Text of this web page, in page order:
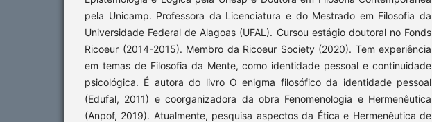
pela Unicamp. Professora da Licenciatura e do Mestrado em Filosofia da
Universidade Federal de Alagoas (UFAL). Cursou estágio doutoral no Fonds
Ricoeur (2014-2015). Membro da Ricoeur Society (2020). Tem experiência
em temas de Filosofia da Mente, como identidade pessoal e continuidade
psicológica. É autora do livro O enigma filosófico da identidade pessoal
(Edufal, 2011) e coorganizadora da obra Fenomenologia e Hermenêutica
(Anpof, 2019). Atualmente, pesquisa aspectos da Ética e Hermenêutica de